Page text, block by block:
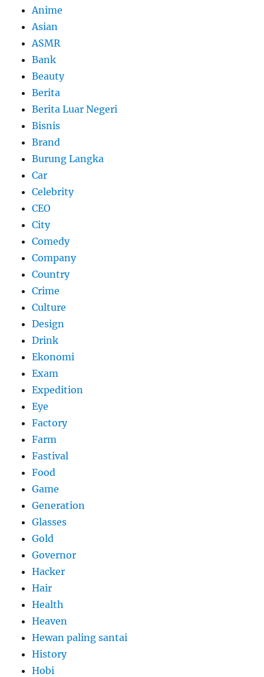
Anime
Asian
ASMR
Bank
Beauty
Berita
Berita Luar Negeri
Bisnis
Brand
Burung Langka
Car
Celebrity
CEO
City
Comedy
Company
Country
Crime
Culture
Design
Drink
Ekonomi
Exam
Expedition
Eye
Factory
Farm
Fastival
Food
Game
Generation
Glasses
Gold
Governor
Hacker
Hair
Health
Heaven
Hewan paling santai
History
Hobi